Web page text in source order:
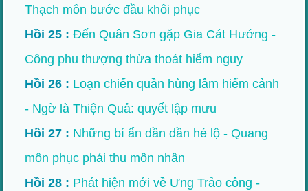
Thạch môn bước đầu khôi phục
Hồi 25 : Đến Quân Sơn gặp Gia Cát Hướng -
Công phu thượng thừa thoát hiểm nguy
Hồi 26 : Loạn chiến quần hùng lâm hiểm cảnh
- Ngờ là Thiện Quả: quyết lập mưu
Hồi 27 : Những bí ẩn dần dần hé lộ - Quang
môn phục phái thu môn nhân
Hồi 28 : Phát hiện mới về Ưng Trảo công -